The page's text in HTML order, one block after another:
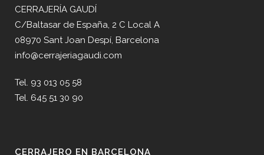
CERRAJERÍA GAUDÍ
C/Baltasar de España, 2 C Local A
08970 Sant Joan Despí, Barcelona
info@cerrajeriagaudi.com
Tel. 93 013 05 58
Tel. 645 51 30 90
CERRAJERO EN BARCELONA